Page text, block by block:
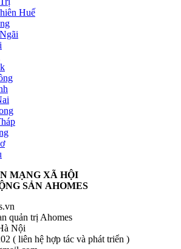
Huế
MẠNG XÃ HỘI
SẢN AHOMES
quản trị Ahomes
Nội
( liên hệ hợp tác và phát triển )